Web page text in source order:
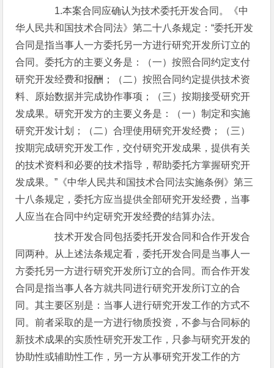
1.本案合同应确认为技术委托开发合同。《中
华人民共和国技术合同法》第二十八条规定：“委托开发
合同是指当事人一方委托另一方进行研究开发所订立的
合同。委托方的主要义务是：（一）按照合同约定支付
研究开发经费和报酬；（二）按照合同约定提供技术资
料、原始数据并完成协作事项；（三）按期接受研究开
发成果。研究开发方的主要义务是：（一）制定和实施
研究开发计划；（二）合理使用研究开发经费；（三）
按期完成研究开发工作，交付研究开发成果，提供有关
的技术资料和必要的技术指导，帮助委托方掌握研究开
发成果。”《中华人民共和国技术合同法实施条例》第三
十八条规定，委托方应当提供全部研究开发经费，当事
人应当在合同中约定研究开发经费的结算办法。
技术开发合同包括委托开发合同和合作开发合
同两种。从上述法条规定看，委托开发合同是当事人一
方委托另一方进行研究开发所订立的合同。而合作开发
合同是指当事人各方就共同进行研究开发所订立的合
同。其主要区别是：当事人进行研究开发工作的方式不
同。前者采取的是一方进行物质投资，不参与合同标的
新技术成果的实质性研究开发工作，只参与研究开发的
协助性或辅助性工作，另一方从事研究开发工作的方